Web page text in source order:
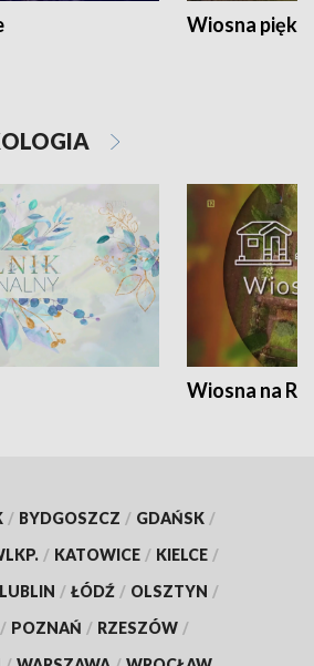
Wiosna
Wiosna na
/ BYDGOSZCZ / GDAŃSK /
/ KATOWICE / KIELCE /
LUBLIN / ŁÓDŹ / OLSZTYN /
/ POZNAŃ / RZESZÓW /